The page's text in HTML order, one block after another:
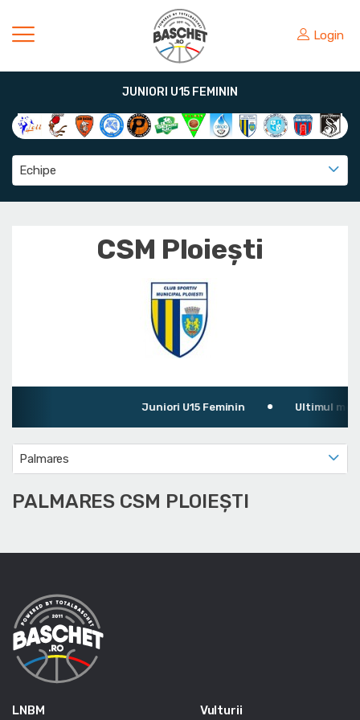
Login
JUNIORI U15 FEMININ
Echipe
CSM Ploiești
Juniori U15 Feminin Ultimul meci:
Palmares
PALMARES CSM PLOIEȘTI
LNBM Vulturii